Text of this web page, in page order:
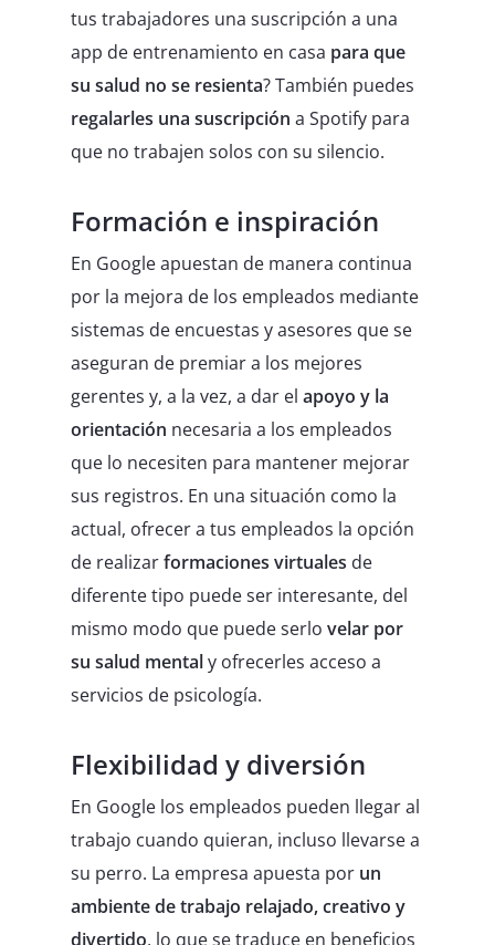
tus trabajadores una suscripción a una
app de entrenamiento en casa para que
su salud no se resienta? También puedes
regalarles una suscripción a Spotify para
que no trabajen solos con su silencio.
Formación e inspiración
En Google apuestan de manera continua
por la mejora de los empleados mediante
sistemas de encuestas y asesores que se
aseguran de premiar a los mejores
gerentes y, a la vez, a dar elapoyo y la
orientación necesaria a los empleados
que lo necesiten para mantener mejorar
sus registros. En una situación como la
actual, ofrecer a tus empleados la opción
de realizarformaciones virtuales de
diferente tipo puede ser interesante, del
mismo modo que puede serlovelar por
su salud mentaly ofrecerles acceso a
servicios de psicología.
Flexibilidad y diversión
En Google los empleados pueden llegar al
trabajo cuando quieran, incluso llevarse a
su perro. La empresa apuesta por un
ambiente de trabajo relajado, creativo y
divertido, lo que se traduce en beneficios